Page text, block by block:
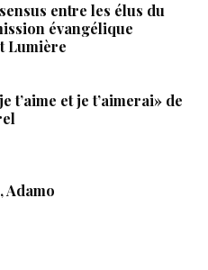
entre les élus du
évangélique
Lumière
t’aime et je t’aimerai» de
Adamo